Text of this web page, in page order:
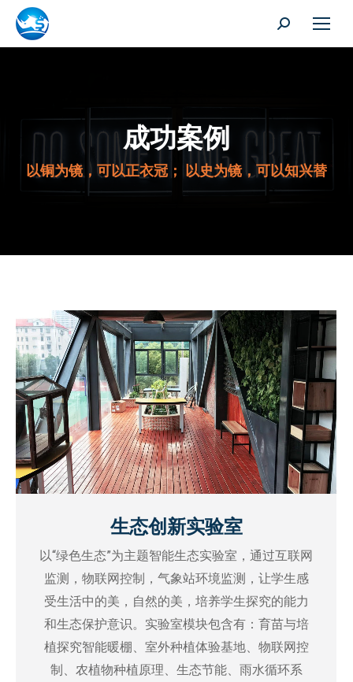
搜
索：
成功案例
以铜为镜，可以正衣冠； 以史为镜，可以知兴替
生态创新实验室
以“绿色生态”为主题智能生态实验室，通过互联网
监测，物联网控制，气象站环境监测，让学生感
受生活中的美，自然的美，培养学生探究的能力
和生态保护意识。实验室模块包含有：育苗与培
植探究智能暖棚、室外种植体验基地、物联网控
制、农植物种植原理、生态节能、雨水循环系